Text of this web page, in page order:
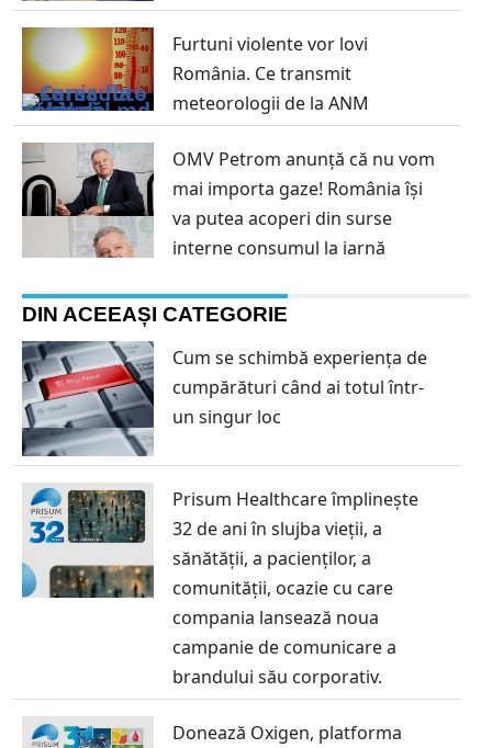
Furtuni violente vor lovi
România. Ce transmit
meteorologii de la ANM
OMV Petrom anunță că nu vom
mai importa gaze! România îşi
va putea acoperi din surse
interne consumul la iarnă
DIN ACEEAȘI CATEGORIE
Cum se schimbă experiența de
cumpărături când ai totul într-
un singur loc
Prisum Healthcare împlinește
32 de ani în slujba vieții, a
sănătății, a pacienților, a
comunității, ocazie cu care
compania lansează noua
campanie de comunicare a
brandului său corporativ.
Donează Oxigen, platforma